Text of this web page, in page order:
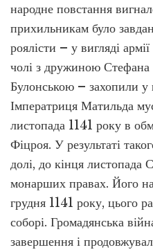
народне повстання
прихильникам було
роялісти – у вигляді
чолі з дружиною
Булонською – захопили у
Імператриця Матильда
листопада 1141 року в
Фіцроя. У результаті
долі, до кінця листопада
монарших правах. Його
грудня 1141 року, цього
соборі. Громадянська
завершення і